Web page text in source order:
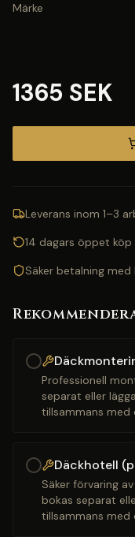
Märke
1365 SEK
Leverans inom 1–3
14 dagars öppet köp
Säker betalning med
Professionell
separat eller
tillsammans med
Däckhotell
Säker förvaring
bokas separat
tillsammans med